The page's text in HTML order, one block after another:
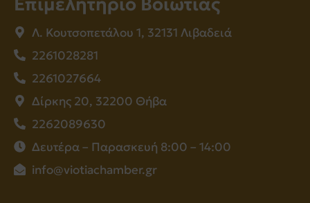
Λ. Κουτσοπετάλου 1, 32131 Λιβαδειά
2261028281
2261027664
Δίρκης 20, 32200 Θήβα
2262089630
Δευτέρα – Παρασκευή 8:00 – 14:00
info@viotiachamber.gr